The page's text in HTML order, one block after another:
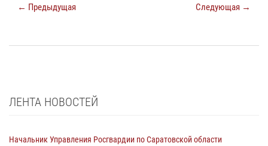
← Предыдущая Следующая →
ЛЕНТА НОВОСТЕЙ
Начальник Управления Росгвардии по Саратовской области